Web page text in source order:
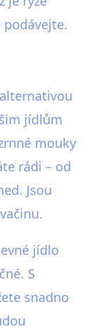
podávejte.
jídlům
mouky
rádi – od
Jsou
jídlo
S
snadno